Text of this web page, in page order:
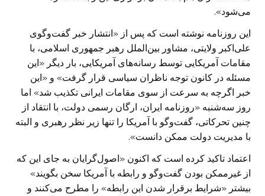
می‌شود».
این روزنامه نوشته است که پس از «انتشار خبر گفت‌وگوی
علی‌اکبر ولایتی، مشاور بین‌الملل رهبر جمهوری اسلامی، با
مقامات آمریکایی توسط رسانه‌های آمریکایی، بار دیگر «این
مسئله در کانون توجه ناظران سیاسی قرار گرفت» و «این
خبر اگرچه به سرعت از سوی مقامات ایرانی تکذیب شد» اما
روز سه‌شنبه «روزنامه ایران، ارگان رسمی دولت، با انتقاد از
چنین تحرکاتی، گفت‌وگو با آمریکا را تنها زیر نظر رهبری و البته
با مدیریت دولت ممکن دانست».
اعتماد تاکید کرده است که اکنون «اصول‌گرایان به جای این که
از غیرممکن بودن گفت‌وگو و رابطه با آمریکا سخن بگویند»
بیشتر «شرایط برقرار شدن این رابطه» را مطرح می‌کنند و